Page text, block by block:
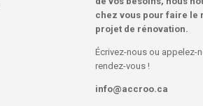
chez vous pour faire le
projet de rénovation.
Écrivez-nous ou appelez-
rendez-vous !
info@accroo.ca